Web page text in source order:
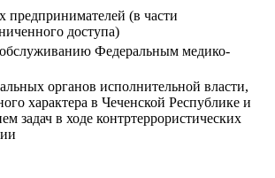
предпринимателей (в части
доступа)
Федеральным медико-
органов исполнительной власти,
характера в Чеченской Республике и
задач в ходе контртеррористических